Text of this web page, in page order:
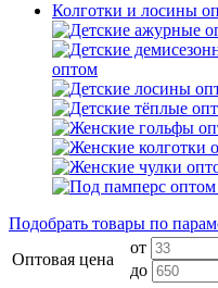
Колготки и лосины
оптом
Подобрать товары по
Оптовая цена
от
до